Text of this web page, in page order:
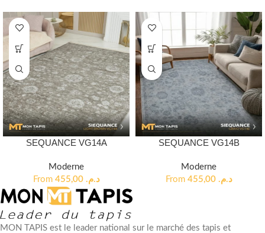
SEQUANCE VG14A
Moderne
From
د.م. 455,00
SEQUANCE VG14B
Moderne
From
د.م. 455,00
MON TAPIS est le leader national sur le marché des tapis et